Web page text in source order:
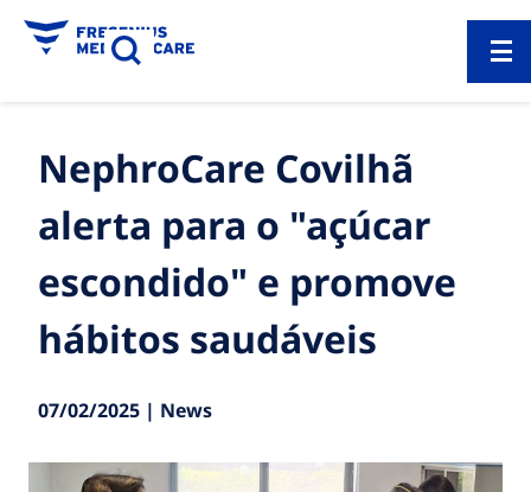
NephroCare Covilhã
alerta para o "açúcar
escondido" e promove
hábitos saudáveis
07/02/2025 | News